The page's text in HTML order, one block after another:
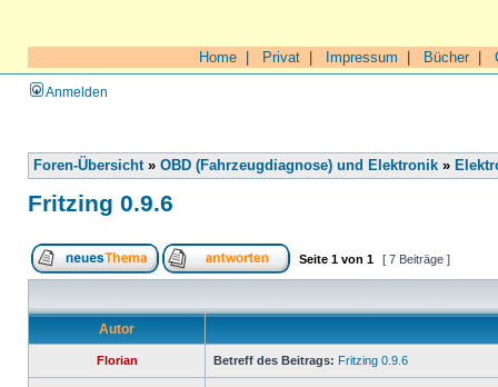
Home Privat Impressum Bücher|
Anmelden
Foren-Übersicht» OBD (Fahrzeugdiagnose) und Elektronik »
Fritzing 0.9.6
Seite 1 von 1 [ 7 Beiträge ]
Autor
Florian Betreff des Beitrags: Fritzing 0.9.6